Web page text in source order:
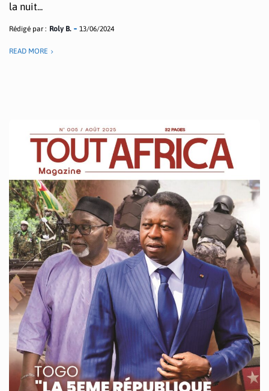
la nuit...
Rédigé par : Roly B. 13/06/2024
READ MORE